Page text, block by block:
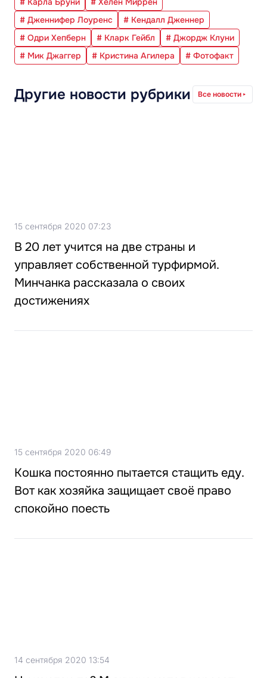
# Дженнифер Лоуренс
# Кендалл Дженнер
# Одри Хепберн
# Кларк Гейбл
# Джордж Клуни
# Мик Джаггер
# Кристина Агилера # Фотофакт
Другие новости рубрики Все новости
15 сентября 2020 07:23
В 20 лет учится на две страны и
управляет собственной турфирмой.
Минчанка рассказала о своих
достижениях
15 сентября 2020 06:49
Кошка постоянно пытается стащить еду.
Вот как хозяйка защищает своё право
спокойно поесть
14 сентября 2020 13:54